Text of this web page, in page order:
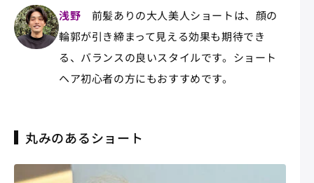
浅野
前髪ありの大人美人ショートは、顔の
輪郭が引き締まって見える効果も期待でき
る、バランスの良いスタイルです。ショート
ヘア初心者の方にもおすすめです。
丸みのあるショート